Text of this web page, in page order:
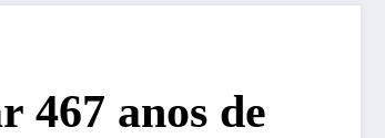
467 anos de